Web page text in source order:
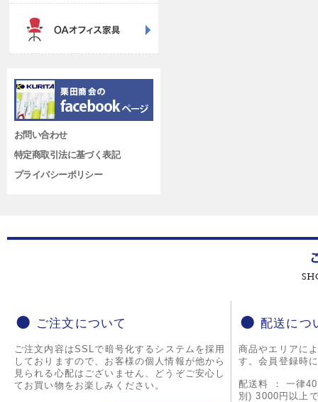
お問い合わせ
特定商取引法に基づく表記
プライバシーポリシー
ご注文について
ご注文内容はSSLで暗号化するシステムを採用
しておりますので、お客様の個人情報が他から
見られる心配はございません、どうぞご安心し
てお買い物をお楽しみください。
配送につ
商品やエリアに
す。会員登録時
配送料 ： 一律
別) 3000円以上